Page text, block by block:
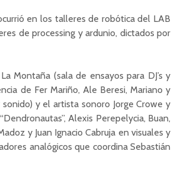
en los talleres de robótica del LAB
de processing y ardunio, dictados por
Montaña (sala de ensayos para DJ’s y
de Fer Mariño, Ale Beresi, Mariano y
y el artista sonoro Jorge Crowe y
Alexis Perepelycia, Buan,
y Juan Ignacio Cabruja en visuales y
analógicos que coordina Sebastián